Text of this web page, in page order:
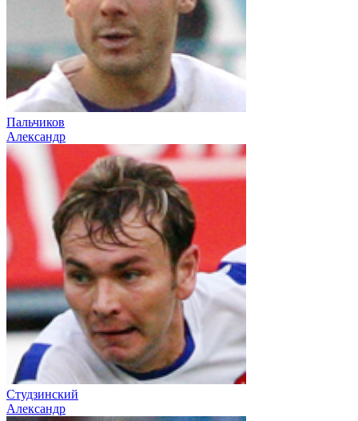
Пальчиков
Александр
Студзинский
Александр